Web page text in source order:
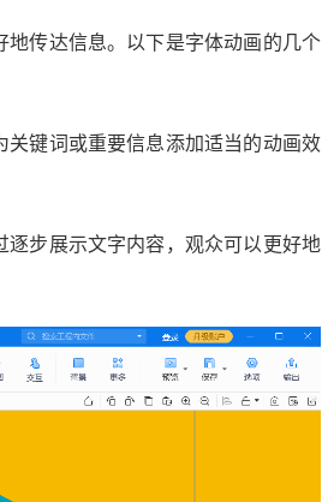
传达信息。以下是字体动画的几个
键词或重要信息添加适当的动画效
步展示文字内容，观众可以更好地